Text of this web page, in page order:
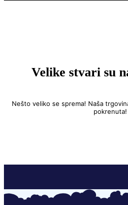
Velike stvari su
Nešto veliko se sprema! Naša
pokrenuta!